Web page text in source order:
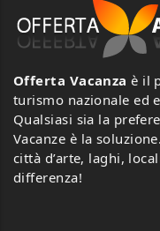
Offerta Vacanza è il
turismo nazionale ed
Qualsiasi sia la
Vacanze è la
città d’arte, laghi,
differenza!